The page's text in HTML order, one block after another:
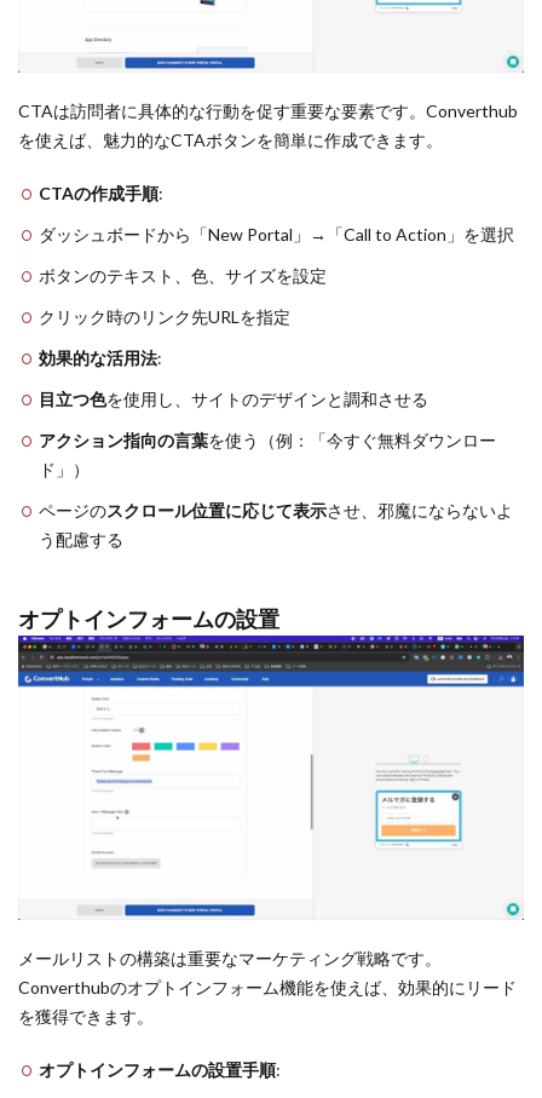
CTAは訪問者に具体的な行動を促す重要な要素です。Converthub
を使えば、魅力的なCTAボタンを簡単に作成できます。
CTAの作成手順:
ダッシュボードから「New Portal」→「Call to Action」を選択
ボタンのテキスト、色、サイズを設定
クリック時のリンク先URLを指定
効果的な活用法:
目立つ色を使用し、サイトのデザインと調和させる
アクション指向の言葉を使う（例：「今すぐ無料ダウンロー
ド」）
ページのスクロール位置に応じて表示させ、邪魔にならないよ
う配慮する
オプトインフォームの設置
メールリストの構築は重要なマーケティング戦略です。
Converthubのオプトインフォーム機能を使えば、効果的にリード
を獲得できます。
オプトインフォームの設置手順: